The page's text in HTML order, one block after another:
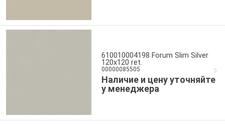
610010004198 Forum Slim Silver
120x120 ret.
00000085505
Наличие и цену уточняйте
у менеджера